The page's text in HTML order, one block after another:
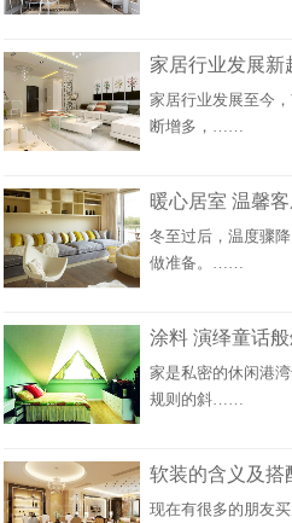
家居行业发展新
家居行业发展至今
断增多，……
暖心居室 温馨
冬至过后，温度骤
做准备。……
涂料 演绎童话
家是私密的休闲港
规则的斜……
软装的含义及搭
现在有很多的朋友